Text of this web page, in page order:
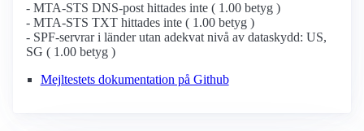
- MTA-STS DNS-post hittades inte ( 1.00 betyg )
- MTA-STS TXT hittades inte ( 1.00 betyg )
- SPF-servrar i länder utan adekvat nivå av dataskydd: US,
SG ( 1.00 betyg )
Mejltestets dokumentation på Github